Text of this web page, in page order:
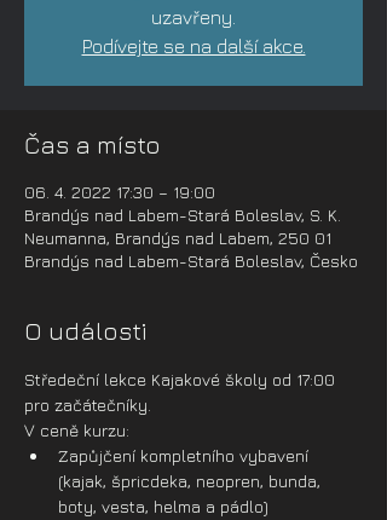
uzavřeny.
Podívejte se na další akce.
Čas a místo
06. 4. 2022 17:30 – 19:00
Brandýs nad Labem-Stará Boleslav, S. K.
Neumanna, Brandýs nad Labem, 250 01
Brandýs nad Labem-Stará Boleslav, Česko
O události
Středeční lekce Kajakové školy od 17:00
pro začátečníky.
V ceně kurzu:
Zapůjčení kompletního vybavení
(kajak, špricdeka, neopren, bunda,
boty, vesta, helma a pádlo)